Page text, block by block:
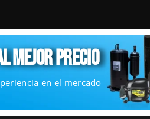
MEJOR PRECIO
en el mercado